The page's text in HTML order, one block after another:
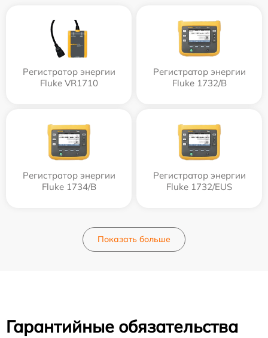
Регистратор энергии
Fluke VR1710
Регистратор энергии
Fluke 1732/B
Регистратор энергии
Fluke 1734/B
Регистратор энергии
Fluke 1732/EUS
Показать больше
Гарантийные обязательства